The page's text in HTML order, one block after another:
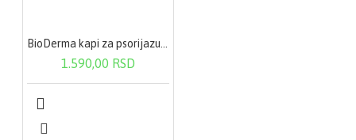
1.590,00 RSD